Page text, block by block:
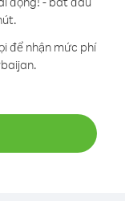
để nhận mức phí